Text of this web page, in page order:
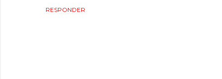
RESPONDER